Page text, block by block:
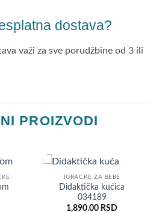
dostava?
važi za sve porudžbine od 3 ili
PROIZVODI
IGRACKE ZA BEBE
Didaktička kućica
034189
1,890.00 RSD